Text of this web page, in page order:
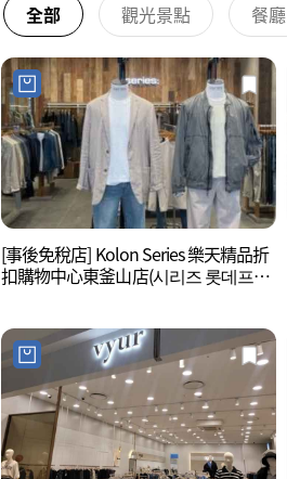
全部 觀光景點 餐廳
[事後免稅店] Kolon Series 樂天精品折
扣購物中心東釜山店(시리즈 롯데프리